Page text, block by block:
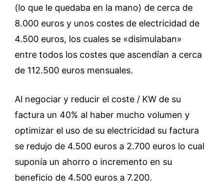
(lo que le quedaba en la mano) de cerca de
8.000 euros y unos costes de electricidad de
4.500 euros, los cuales se «disimulaban»
entre todos los costes que ascendían a cerca
de 112.500 euros mensuales.
Al negociar y reducir el coste / KW de su
factura un 40% al haber mucho volumen y
optimizar el uso de su electricidad su factura
se redujo de 4.500 euros a 2.700 euros lo cual
suponía un ahorro o incremento en su
beneficio de 4.500 euros a 7.200.